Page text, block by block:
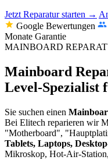
Jetzt Reparatur starten →
Google Bewertungen
Monate Garantie
MAINBOARD
Mainboard
Level-Spezialist
Sie suchen einen
Bei Elitech reparieren wir
"Motherboard",
Tablets, Laptops,
Mikroskop, Hot-Air-